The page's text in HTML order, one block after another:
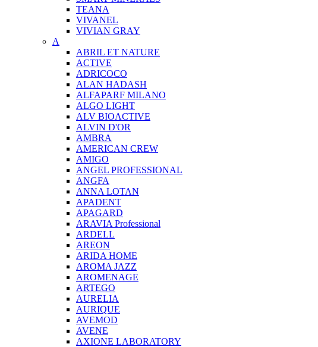
TEANA
VIVANEL
VIVIAN GRAY
A
ABRIL ET NATURE
ACTIVE
ADRICOCO
ALAN HADASH
ALFAPARF MILANO
ALGO LIGHT
ALV BIOACTIVE
ALVIN D'OR
AMBRA
AMERICAN CREW
AMIGO
ANGEL PROFESSIONAL
ANGFA
ANNA LOTAN
APADENT
APAGARD
ARAVIA Professional
ARDELL
AREON
ARIDA HOME
AROMA JAZZ
AROMENAGE
ARTEGO
AURELIA
AURIQUE
AVEMOD
AVENE
AXIONE LABORATORY